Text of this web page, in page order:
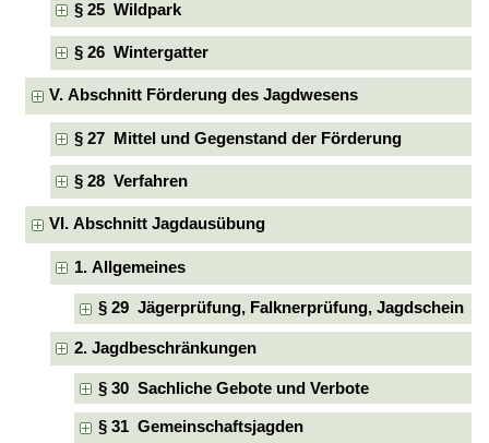
§ 25 Wildpark
§ 26 Wintergatter
V. Abschnitt Förderung des Jagdwesens
§ 27 Mittel und Gegenstand der Förderung
§ 28 Verfahren
VI. Abschnitt Jagdausübung
1. Allgemeines
§ 29 Jägerprüfung, Falknerprüfung, Jagdschein
2. Jagdbeschränkungen
§ 30 Sachliche Gebote und Verbote
§ 31 Gemeinschaftsjagden